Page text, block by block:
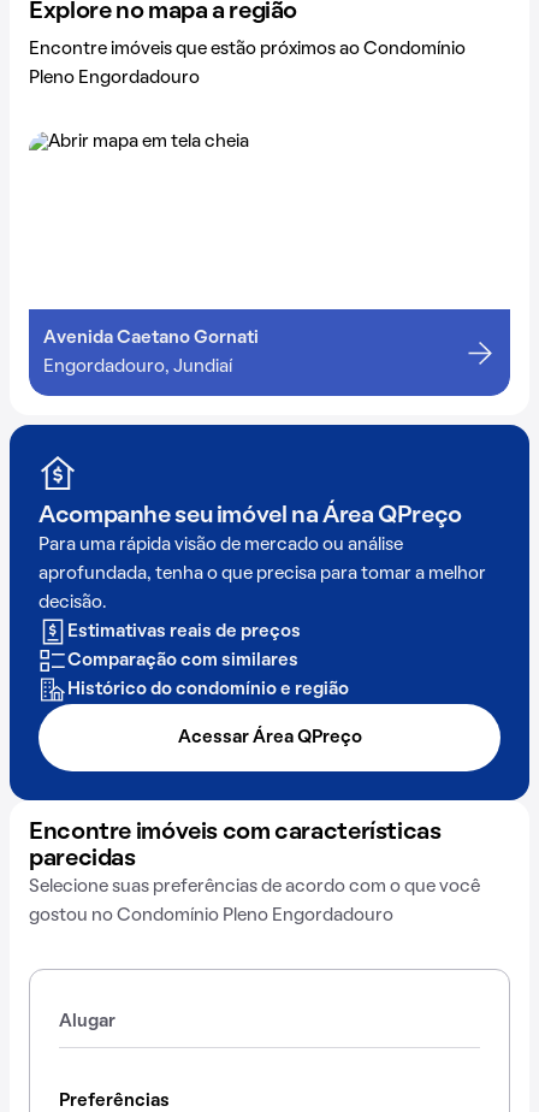
Explore no mapa a região
Encontre imóveis que estão próximos ao Condomínio
Pleno Engordadouro
Avenida Caetano Gornati
Engordadouro, Jundiaí
Acompanhe seu imóvel na Área QPreço
Para uma rápida visão de mercado ou análise
aprofundada, tenha o que precisa para tomar a melhor
decisão.
Estimativas reais de preços
Comparação com similares
Histórico do condomínio e região
Acessar Área QPreço
Encontre imóveis com características
parecidas
Selecione suas preferências de acordo com o que você
gostou no Condomínio Pleno Engordadouro
Alugar
Preferências